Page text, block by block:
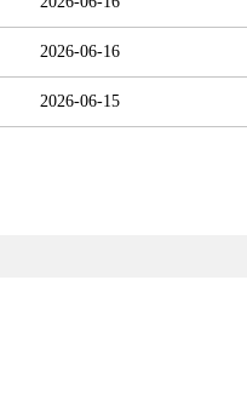
2026-06-16
2026-06-15